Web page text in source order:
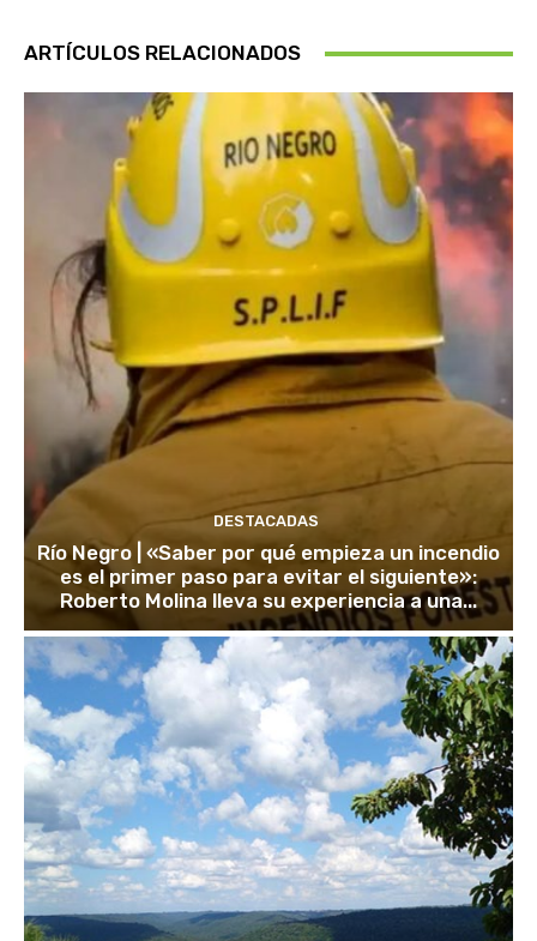
ARTÍCULOS RELACIONADOS
DESTACADAS
Río Negro | «Saber por qué empieza un incendio
es el primer paso para evitar el siguiente»:
Roberto Molina lleva su experiencia a una...